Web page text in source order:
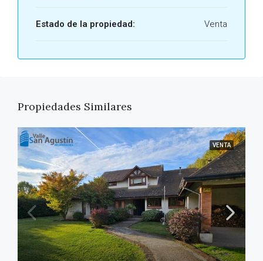
Estado de la propiedad: Venta
Propiedades Similares
VENTA